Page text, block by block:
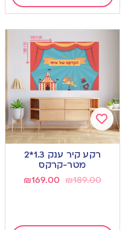
Add
wishlist
רקע קיר ענק 1.3*2
מטר-קרקס
₪189.00
₪169.00